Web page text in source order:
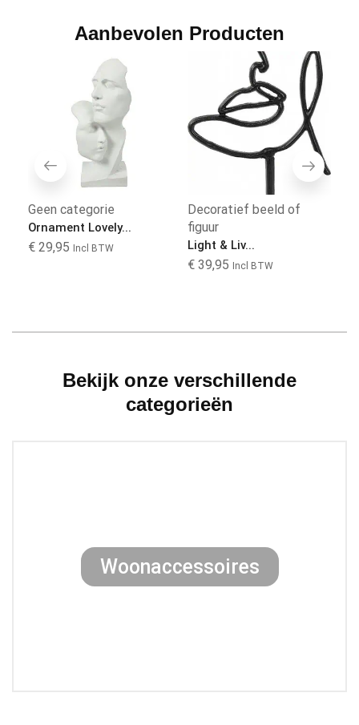
Aanbevolen Producten
Geen categorie
Ornament Lovely...
€ 29,95 Incl BTW
Decoratief beeld of
figuur
Light & Liv...
€ 39,95 Incl BTW
Bekijk onze verschillende
categorieën
Woonaccessoires